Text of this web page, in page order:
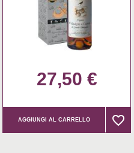
27,50 €
AGGIUNGI AL CARRELLO favorite_border
favorite_border